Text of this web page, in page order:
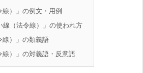
線）」の例文・用例
線（法令線）」の使われ方
線）」の類義語
線）」の対義語・反意語